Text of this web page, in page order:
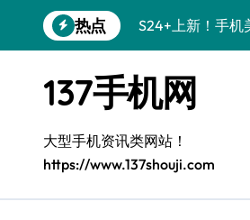
到
热点
S24+上新！手机
A56 5G登场，刷
三星S26上新！3
S25美学攻略：
C55 5G潮玩秘籍
137手机网
大型手机资讯类网站！
https://www.137shouji.com